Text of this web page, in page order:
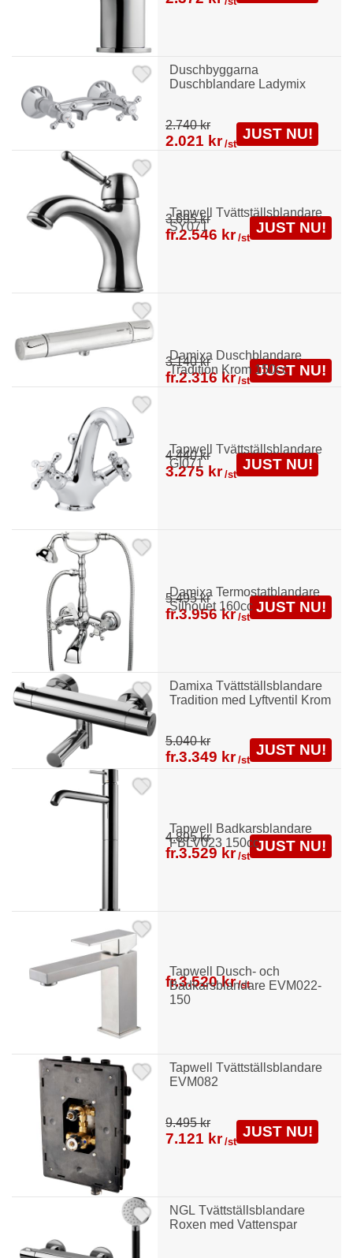
Duschbyggarna
Duschblandare Ladymix
Tapwell Tvättställsblandare
SY071
Damixa Duschblandare
Tradition Krom 150cc
2.740 kr
2.021 kr /st
JUST NU!
Tapwell Tvättställsblandare
GI071
3.695 kr
fr.2.546 kr /st
JUST NU!
Damixa Termostatblandare
Silhouet 160cc
3.140 kr
fr.2.316 kr /st
JUST NU!
Damixa Tvättställsblandare
Tradition med Lyftventil Krom
4.440 kr
3.275 kr /st
JUST NU!
Tapwell Badkarsblandare
FBLV023 150cc
5.495 kr
fr.3.956 kr /st
JUST NU!
Tapwell Dusch- och
Badkarsblandare EVM022-
150
5.040 kr
fr.3.349 kr /st
JUST NU!
Tapwell Tvättställsblandare
EVM082
4.895 kr
fr.3.529 kr /st
JUST NU!
NGL Tvättställsblandare
Roxen med Vattenspar
fr.3.520 kr /st
9.495 kr
7.121 kr /st
JUST NU!